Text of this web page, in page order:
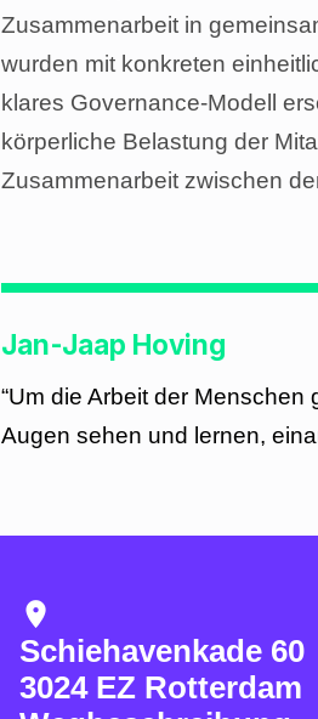
Zusammenarbeit in
wurden mit konkreten
klares Governance-Modell
körperliche Belastung der
Zusammenarbeit zwischen
Jan-Jaap Hoving
“Um die Arbeit der
Augen sehen und lernen,
location_on
Schiehavenkade 60
3024 EZ Rotterdam